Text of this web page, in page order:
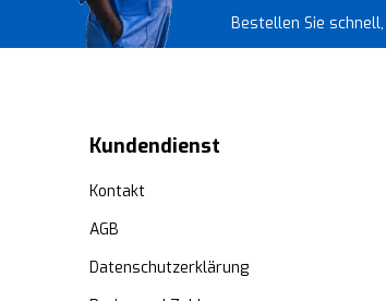
Bestellen Sie
Kundendienst
Kontakt
AGB
Datenschutzerklärung